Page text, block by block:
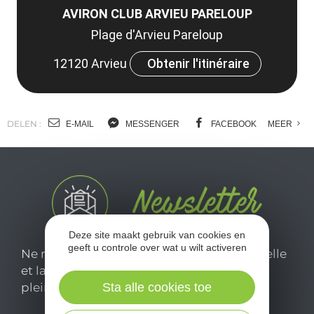
AVIRON CLUB ARVIEU PARELOUP
Plage d'Arvieu Pareloup
12120 Arvieu
Obtenir l'itinéraire
DELEN : E-MAIL MESSENGER FACEBOOK MEER
Ne manquez pas notre newsletter mensuelle
et laissez-vous inspirer pour profiter
pleinement de votre séjour en Aveyron.
Deze site maakt gebruik van cookies en
geeft u controle over wat u wilt activeren
Sta alle cookies toe